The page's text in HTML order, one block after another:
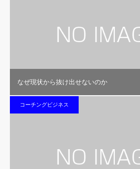
なぜ現状から抜け出せないのか
コーチングビジネス